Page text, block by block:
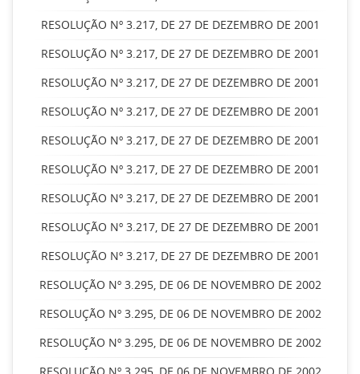
RESOLUÇÃO Nº 3.217, DE 27 DE DEZEMBRO DE 2001
RESOLUÇÃO Nº 3.217, DE 27 DE DEZEMBRO DE 2001
RESOLUÇÃO Nº 3.217, DE 27 DE DEZEMBRO DE 2001
RESOLUÇÃO Nº 3.217, DE 27 DE DEZEMBRO DE 2001
RESOLUÇÃO Nº 3.217, DE 27 DE DEZEMBRO DE 2001
RESOLUÇÃO Nº 3.217, DE 27 DE DEZEMBRO DE 2001
RESOLUÇÃO Nº 3.217, DE 27 DE DEZEMBRO DE 2001
RESOLUÇÃO Nº 3.217, DE 27 DE DEZEMBRO DE 2001
RESOLUÇÃO Nº 3.217, DE 27 DE DEZEMBRO DE 2001
RESOLUÇÃO Nº 3.295, DE 06 DE NOVEMBRO DE 2002
RESOLUÇÃO Nº 3.295, DE 06 DE NOVEMBRO DE 2002
RESOLUÇÃO Nº 3.295, DE 06 DE NOVEMBRO DE 2002